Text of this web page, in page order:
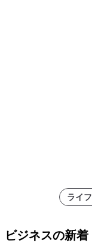
ライ
ビジネスの新着